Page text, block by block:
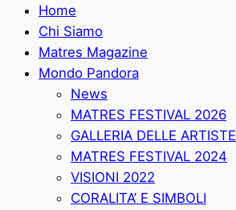
Home
Chi Siamo
Matres Magazine
Mondo Pandora
News
MATRES FESTIVAL 2026
GALLERIA DELLE ARTISTE
MATRES FESTIVAL 2024
VISIONI 2022
CORALITA’ E SIMBOLI